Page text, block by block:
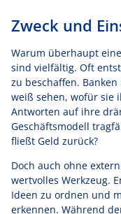
Zweck und
Warum überhaupt
sind vielfältig. Oft
zu beschaffen.
weiß sehen, wofür sie
Antworten auf ihre
Geschäftsmodell
fließt Geld zurück?
Doch auch ohne
wertvolles Werkzeug.
Ideen zu ordnen und
erkennen. Während